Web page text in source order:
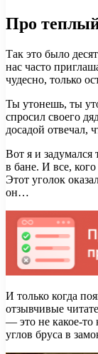
Про
Так это было
нас часто
чудесно, только
Ты утонешь, ты
спросил своего
досадой отвечал,
Вот я и задумался
в бане. И все,
Этот уголок
он…
И только когда
отзывчивые
— это не какое-то
углов бруса в